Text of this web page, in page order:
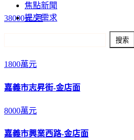
焦點新聞
提交需求
38000元/月
1800萬元
嘉義市志昇街-金店面
8000萬元
嘉義市興業西路-金店面